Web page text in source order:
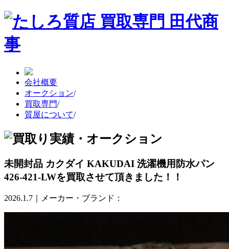
会社概要
オークション/
買取専門/
質屋について/
未開封品 カクダイ KAKUDAI 洗濯機用防水パン
426-421-LWを買取させて頂きました！！
2026.1.7｜メーカー・ブランド：